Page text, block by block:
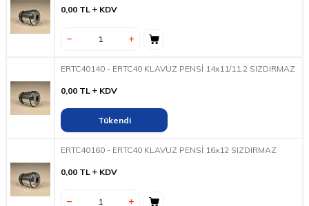
0,00 TL KDV
ERTC40140 - ERTC40 KLAVUZ PENSİ 14x11/11.2 SIZDIRMAZ
0,00 TL KDV
Tükendi
ERTC40160 - ERTC40 KLAVUZ PENSİ 16x12 SIZDIRMAZ
0,00 TL KDV